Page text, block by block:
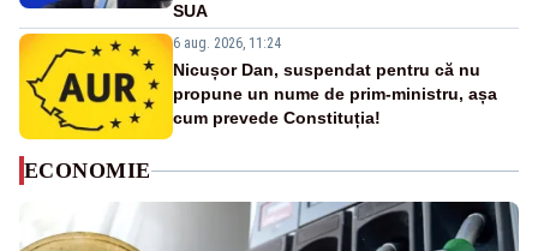
SUA
6 aug. 2026, 11:24
Nicușor Dan, suspendat pentru că nu
propune un nume de prim-ministru, așa
cum prevede Constituția!
ECONOMIE